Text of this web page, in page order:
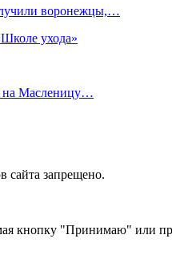
воронежцы,…
ухода»
на Масленицу…
сайта запрещено.
кнопку "Принимаю" или